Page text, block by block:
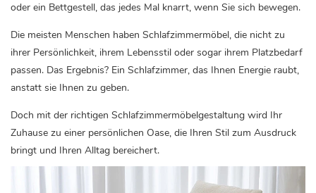
oder ein Bettgestell, das jedes Mal knarrt, wenn Sie sich bewegen.
Die meisten Menschen haben Schlafzimmermöbel, die nicht zu
ihrer Persönlichkeit, ihrem Lebensstil oder sogar ihrem Platzbedarf
passen. Das Ergebnis? Ein Schlafzimmer, das Ihnen Energie raubt,
anstatt sie Ihnen zu geben.
Doch mit der richtigen Schlafzimmermöbelgestaltung wird Ihr
Zuhause zu einer persönlichen Oase, die Ihren Stil zum Ausdruck
bringt und Ihren Alltag bereichert.